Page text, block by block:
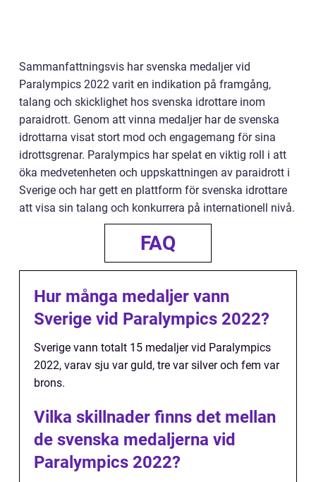
Sammanfattningsvis har svenska medaljer vid
Paralympics 2022 varit en indikation på framgång,
talang och skicklighet hos svenska idrottare inom
paraidrott. Genom att vinna medaljer har de svenska
idrottarna visat stort mod och engagemang för sina
idrottsgrenar. Paralympics har spelat en viktig roll i att
öka medvetenheten och uppskattningen av paraidrott i
Sverige och har gett en plattform för svenska idrottare
att visa sin talang och konkurrera på internationell nivå.
FAQ
Hur många medaljer vann
Sverige vid Paralympics 2022?
Sverige vann totalt 15 medaljer vid Paralympics
2022, varav sju var guld, tre var silver och fem var
brons.
Vilka skillnader finns det mellan
de svenska medaljerna vid
Paralympics 2022?